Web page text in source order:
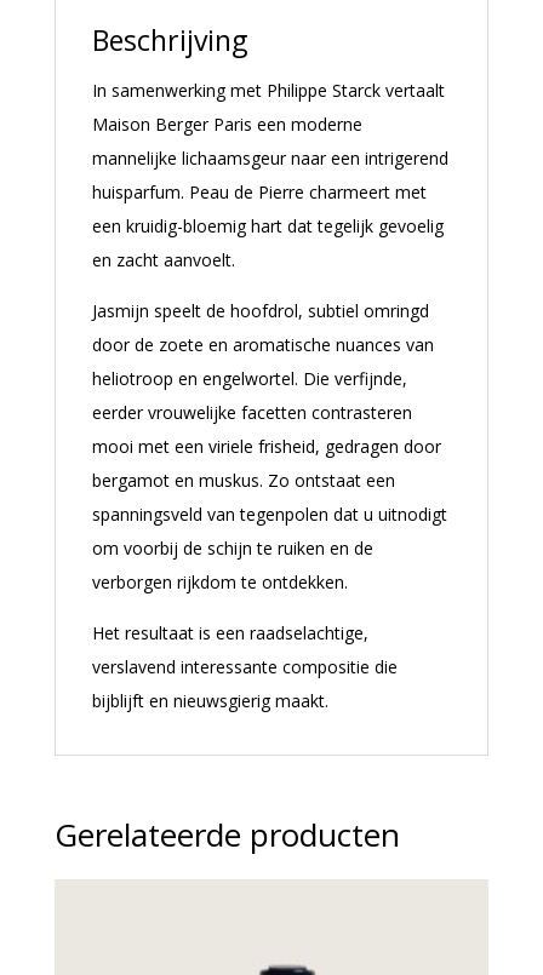
Beschrijving
In samenwerking met Philippe Starck vertaalt
Maison Berger Paris een moderne
mannelijke lichaamsgeur naar een intrigerend
huisparfum. Peau de Pierre charmeert met
een kruidig-bloemig hart dat tegelijk gevoelig
en zacht aanvoelt.
Jasmijn speelt de hoofdrol, subtiel omringd
door de zoete en aromatische nuances van
heliotroop en engelwortel. Die verfijnde,
eerder vrouwelijke facetten contrasteren
mooi met een viriele frisheid, gedragen door
bergamot en muskus. Zo ontstaat een
spanningsveld van tegenpolen dat u uitnodigt
om voorbij de schijn te ruiken en de
verborgen rijkdom te ontdekken.
Het resultaat is een raadselachtige,
verslavend interessante compositie die
bijblijft en nieuwsgierig maakt.
Gerelateerde producten